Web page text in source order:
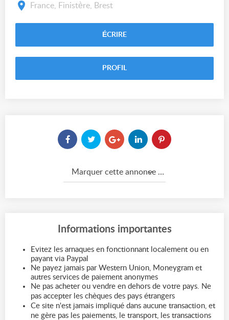
France, Finistère, Brest
ÉCRIRE
PROFIL
Marquer cette annonce comme...
Informations importantes
Evitez les arnaques en fonctionnant localement ou en
payant via Paypal
Ne payez jamais par Western Union, Moneygram et
autres services de paiement anonymes
Ne pas acheter ou vendre en dehors de votre pays. Ne
pas accepter les chèques des pays étrangers
Ce site n'est jamais impliqué dans aucune transaction, et
ne gère pas les paiements, le transport, les transactions